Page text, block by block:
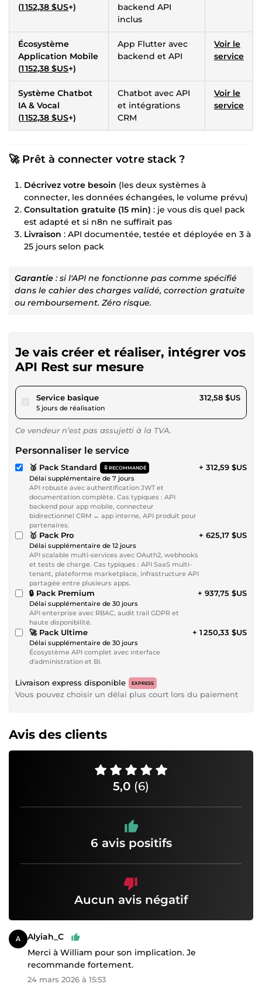
(1 152,38 $US+)
backend API
inclus
Écosystème
Application Mobile
(1 152,38 $US+)
App Flutter avec
backend et API
Voir le
service
Système Chatbot
IA & Vocal
(1 152,38 $US+)
Chatbot avec API
et intégrations
CRM
Voir le
service
🚀 Prêt à connecter votre stack ?
Décrivez votre besoin (les deux systèmes à
connecter, les données échangées, le volume prévu)
Consultation gratuite (15 min) : je vous dis quel pack
est adapté et si n8n ne suffirait pas
Livraison : API documentée, testée et déployée en 3 à
25 jours selon pack
Garantie : si l'API ne fonctionne pas comme spécifié
dans le cahier des charges validé, correction gratuite
ou remboursement. Zéro risque.
Je vais créer et réaliser, intégrer vos
API Rest sur mesure
Service basiquepour 288,10 $US
5 jours de réalisation
312,58 $US
Ce vendeur n’est pas assujetti à la TVA.
Personnaliser le service
🥈 Pack Standard RECOMMANDÉ
Délai supplémentaire de 7 jours
API robuste avec authentification JWT et
documentation complète. Cas typiques : API
backend pour app mobile, connecteur
bidirectionnel CRM ↔ app interne, API produit pour
partenaires.
+ 312,59 $US
🥇 Pack Pro
Délai supplémentaire de 12 jours
API scalable multi-services avec OAuth2, webhooks
et tests de charge. Cas typiques : API SaaS multi-
tenant, plateforme marketplace, infrastructure API
partagée entre plusieurs apps.
+ 625,17 $US
🔒 Pack Premium
Délai supplémentaire de 30 jours
API enterprise avec RBAC, audit trail GDPR et
haute disponibilité.
+ 937,75 $US
🚀 Pack Ultime
Délai supplémentaire de 30 jours
Écosystème API complet avec interface
d'administration et BI.
+ 1 250,33 $US
Livraison express disponible EXPRESS
Vous pouvez choisir un délai plus court lors du paiement
Avis des clients
5,0 (6)
6 avis positifs
Aucun avis négatif
Alyiah_C
Merci à William pour son implication. Je
recommande fortement.
24 mars 2026 à 15:53